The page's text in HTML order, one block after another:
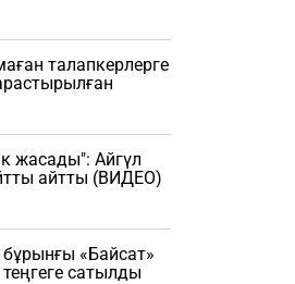
талапкерлерге
жасады": Айгүл
айтты (ВИДЕО)
«Байсат»
сатылды